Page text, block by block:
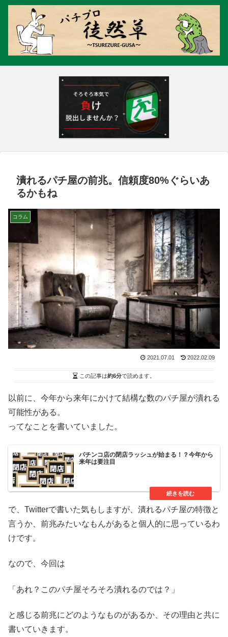
潰れるパチ屋の前兆。信頼度80%ぐらいあ
るかもね
コラム
2021.07.01 2022.02.09
この記事は約6分で読めます。
以前に、今年から来年にかけて結構な数のパチ屋が潰れる
可能性がある。
ってなことを書いていました。
パチンコ店の閉店ラッシュが始まる！？今年から
来年は要注目
で、Twitterで書いた気もしますが、潰れるパチ屋の特徴と
言うか、前兆みたいなもんがあると個人的に思っているわ
けです。
なので、今回は
「あれ？このパチ屋そろそろ潰れるのでは？」
と感じる前兆にどのようなものがあるか、その理由と共に
書いていきます。